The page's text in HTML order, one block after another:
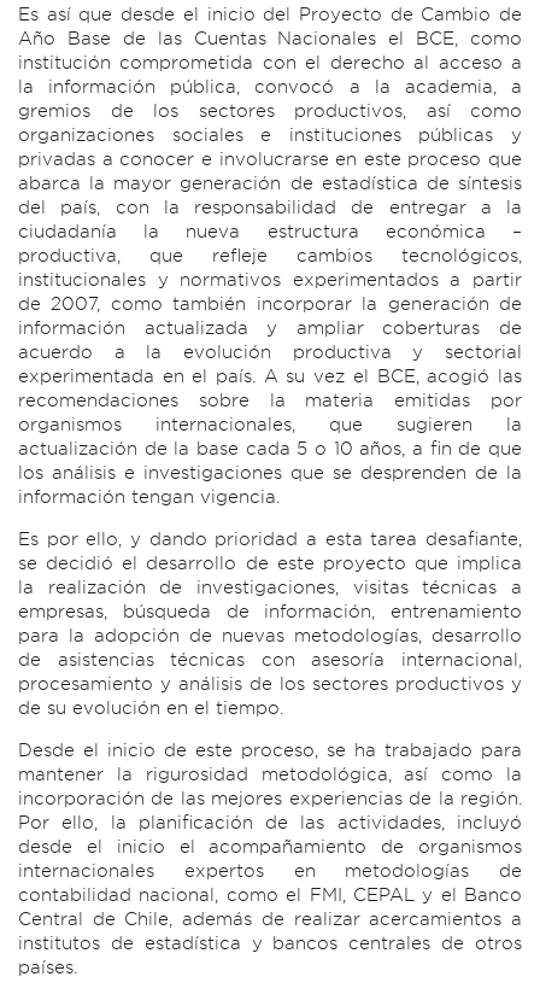
Es así que desde el inicio del Proyecto de Cambio de
Año Base de las Cuentas Nacionales el BCE, como
institución comprometida con el derecho al acceso a
la información pública, convocó a la academia, a
gremios de los sectores productivos, así como
organizaciones sociales e instituciones públicas y
privadas a conocer e involucrarse en este proceso que
abarca la mayor generación de estadística de síntesis
del país, con la responsabilidad de entregar a la
ciudadanía la nueva estructura económica –
productiva, que refleje cambios tecnológicos,
institucionales y normativos experimentados a partir
de 2007, como también incorporar la generación de
información actualizada y ampliar coberturas de
acuerdo a la evolución productiva y sectorial
experimentada en el país. A su vez el BCE, acogió las
recomendaciones sobre la materia emitidas por
organismos internacionales, que sugieren la
actualización de la base cada 5 o 10 años, a fin de que
los análisis e investigaciones que se desprenden de la
información tengan vigencia.
Es por ello, y dando prioridad a esta tarea desafiante,
se decidió el desarrollo de este proyecto que implica
la realización de investigaciones, visitas técnicas a
empresas, búsqueda de información, entrenamiento
para la adopción de nuevas metodologías, desarrollo
de asistencias técnicas con asesoría internacional,
procesamiento y análisis de los sectores productivos y
de su evolución en el tiempo.
Desde el inicio de este proceso, se ha trabajado para
mantener la rigurosidad metodológica, así como la
incorporación de las mejores experiencias de la región.
Por ello, la planificación de las actividades, incluyó
desde el inicio el acompañamiento de organismos
internacionales expertos en metodologías de
contabilidad nacional, como el FMI, CEPAL y el Banco
Central de Chile, además de realizar acercamientos a
institutos de estadística y bancos centrales de otros
países.